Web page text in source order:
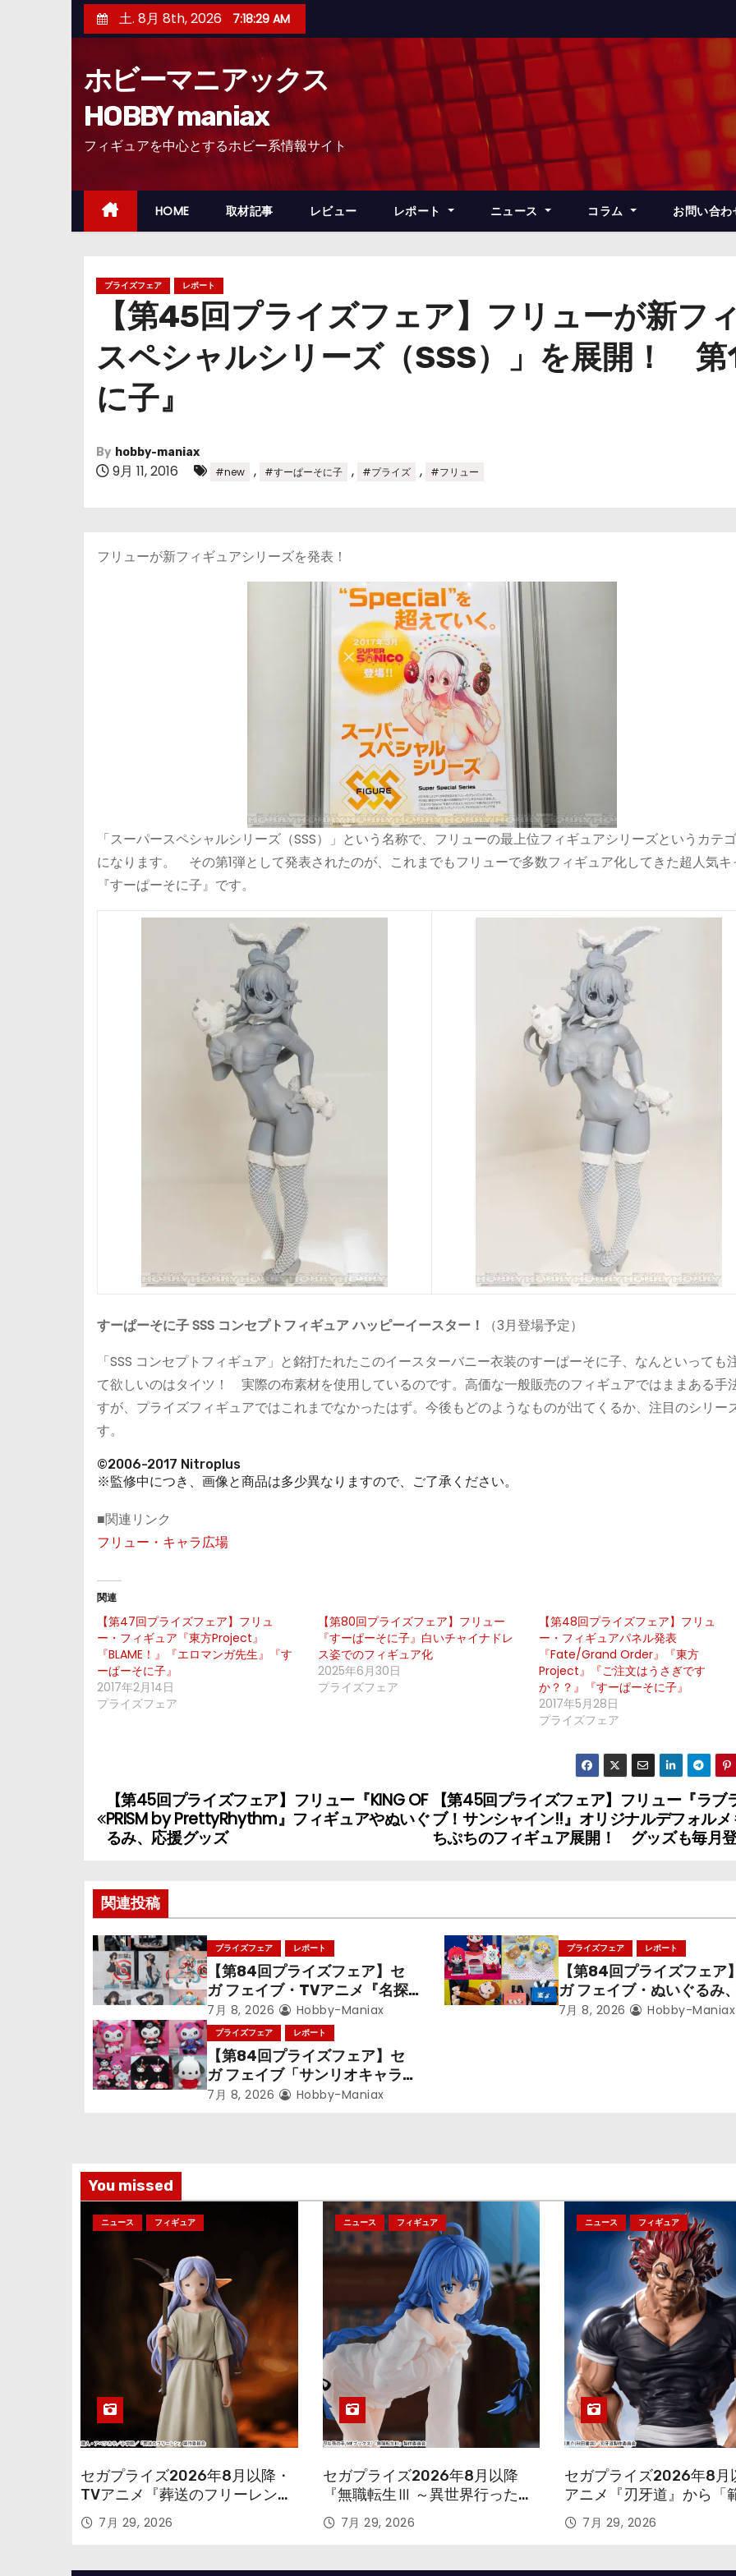
ン
ッ
土. 8月 8th, 2026 7:18:30 AM
ホビーマニアックス
HOBBY maniax
フィギュアを中心とするホビー系情報サイト
HOME 取材記事 レビュー レポート ニュース コラム お問い合わ
プライズフェア レポート
【第45回プライズフェア】フリューが新フ
スペシャルシリーズ（SSS）」を展開！ 第
に子』
By hobby-maniax
9月 11, 2016 #new , #すーぱーそに子 , #プライズ , #フリュー
フリューが新フィギュアシリーズを発表！
「スーパースペシャルシリーズ（SSS）」という名称で、フリューの最上位フィギュアシリーズというカテ
になります。 その第1弾として発表されたのが、これまでもフリューで多数フィギュア化してきた超人気キ
『すーぱーそに子』です。
すーぱーそに子 SSS コンセプトフィギュア ハッピーイースター！
（3月登場予定）
「SSS コンセプトフィギュア」と銘打たれたこのイースターバニー衣装のすーぱーそに子、なんといっても
て欲しいのはタイツ！ 実際の布素材を使用しているのです。高価な一般販売のフィギュアではままある手
すが、プライズフィギュアではこれまでなかったはず。今後もどのようなものが出てくるか、注目のシリー
す。
©2006-2017 Nitroplus
※監修中につき、画像と商品は多少異なりますので、ご了承ください。
■関連リンク
フリュー・キャラ広場
関連
【第47回プライズフェア】フリュ
ー・フィギュア『東方Project』
『BLAME！』『エロマンガ先生』『す
ーぱーそに子』
2017年2月14日
プライズフェア
【第80回プライズフェア】フリュー
『すーぱーそに子』白いチャイナドレ
ス姿でのフィギュア化
2025年6月30日
プライズフェア
【第48回プライズフェア】フリュ
ー・フィギュアパネル発表
『Fate/Grand Order』『東方
Project』『ご注文はうさぎです
か？？』『すーぱーそに子』
2017年5月28日
プライズフェア
投
稿
ビ
ゲ
ー
シ
ョ
ン
【第45回プライズフェア】フリュー『ラブ
ブ！サンシャイン!!』オリジナルデフォルメ
ちぷちのフィギュア展開！ グッズも毎月
【第45回プライズフェア】フリュー『KING OF
PRISM by PrettyRhythm』フィギュアやぬいぐ
るみ、応援グッズ
関連投稿
プライズフェア レポート
【第84回プライズフェア】セ
ガ フェイブ・TVアニメ『名探
偵コナン』TVアニメ『呪術廻
戦』『〈物語〉シリーズ』「初
音ミク」
7月 8, 2026 Hobby-Maniax
プライズフェア レポート
【第84回プライズフェア
ガ フェイブ・ぬいぐるみ
ズ『LiSA』『ミニオン』『
7月 8, 2026 Hobby-Maniax
プライズフェア レポート
【第84回プライズフェア】セ
ガ フェイブ「サンリオキャラク
ターズ」
7月 8, 2026 Hobby-Maniax
You missed
ニュース フィギュア
セガプライズ2026年8月以降・
TVアニメ『葬送のフリーレン』
鉱山で300年働くことになっっ
ちゃった「フリーレン」を立体
7月 29, 2026
ニュース フィギュア
セガプライズ2026年8月以降
『無職転生Ⅲ ～異世界行ったら
本気だす～』から「ロキシー」
のフィギュアが登場！
7月 29, 2026
ニュース フィギュア
セガプライズ2026年8月
アニメ『刃牙道』から「
次郎」が登場ッッ!!
7月 29, 2026